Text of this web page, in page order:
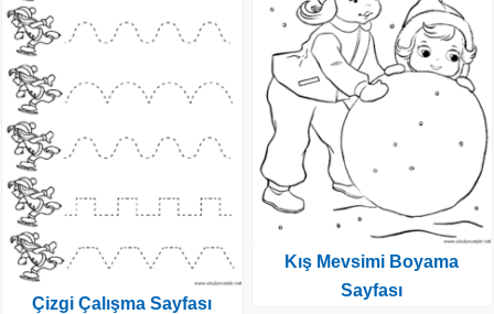
Çizgi Çalışma Sayfası
Kış Mevsimi Boyama
Sayfası